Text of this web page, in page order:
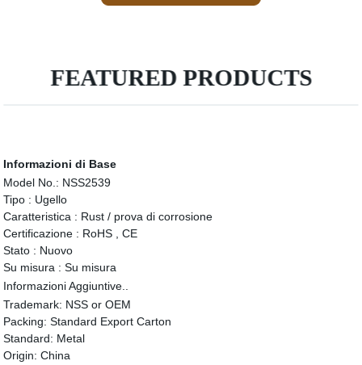
FEATURED PRODUCTS
Informazioni di Base
Model No.: NSS2539
Tipo : Ugello
Caratteristica : Rust / prova di corrosione
Certificazione : RoHS , CE
Stato : Nuovo
Su misura : Su misura
Informazioni Aggiuntive..
Trademark: NSS or OEM
Packing: Standard Export Carton
Standard: Metal
Origin: China